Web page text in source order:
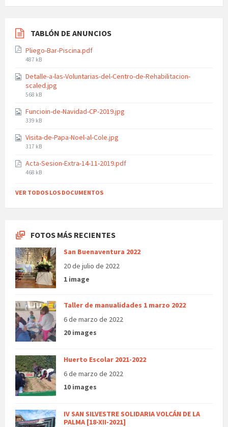
TABLÓN DE ANUNCIOS
Pliego-Bar-Piscina.pdf
File
487 kB
Detalle-a-las-Voluntarias-del-Centro-de-Rehabilitacion-
scaled.jpg
File
568 kB
Funcioin-de-Navidad-CP-2019.jpg
File
339 kB
Visita-de-Papa-Noel-al-Cole.jpg
File
317 kB
Acta-Sesion-Extra-14-11-2019.pdf
File
468 kB
VER TODOS LOS DOCUMENTOS
FOTOS MÁS RECIENTES
San Buenaventura 2022
20 de julio de 2022
1 image
Taller de manualidades 1 marzo 2022
6 de marzo de 2022
20 images
Huerto Escolar 2021-2022
6 de marzo de 2022
10 images
IV SAN SILVESTRE SOLIDARIA VOLCÁN DE LA
PALMA [18-XII-2021]